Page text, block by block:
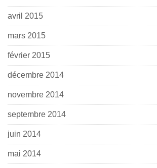
avril 2015
mars 2015
février 2015
décembre 2014
novembre 2014
septembre 2014
juin 2014
mai 2014